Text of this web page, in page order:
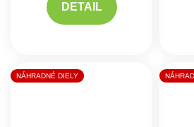
DETAIL
NÁHRADNÉ DIELY